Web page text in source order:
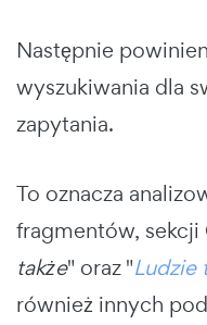
Następnie
wyszukiwania dla
zapytania.
To oznacza
fragmentów, sekcji
także" oraz "Ludzie
również innych